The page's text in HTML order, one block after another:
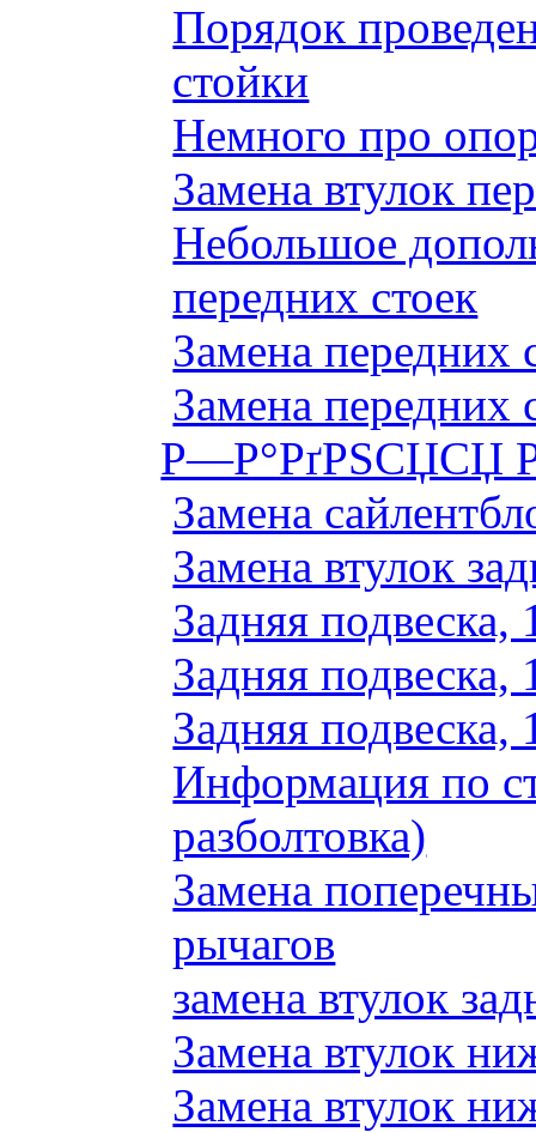
Порядок
стойки
Немного про
Замена втулок
Небольшое
передних стоек
Замена передних
Замена передних
Р—Р°РґРЅСЏСЏ
Замена
Замена втулок
Задняя подвеска,
Задняя подвеска,
Задняя
Информация по
разболтовка)
Замена
рычагов
замена втулок
Замена втулок
Замена втулок